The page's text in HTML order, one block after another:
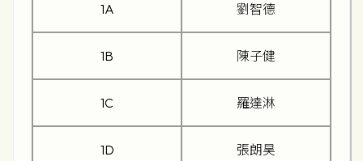
1A 劉智德
1B 陳子健
1C 羅達淋
1D 張朗昊